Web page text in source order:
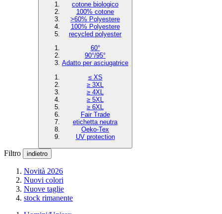
cotone biologico
100% cotone
>60% Polyestere
100% Polyestere
recycled polyester
60°
90°/95°
Adatto per asciugatrice
≤ XS
≥ 3XL
≥ 4XL
≥ 5XL
≥ 6XL
Fair Trade
etichetta neutra
Oeko-Tex
UV protection
Filtro indietro
Novità 2026
Nuovi colori
Nuove taglie
stock rimanente